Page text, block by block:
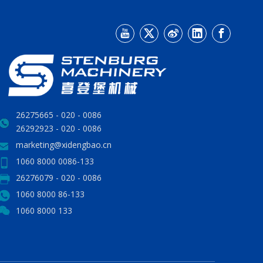
0086 - 020 - 26275665
0086 - 020 - 26292923
marketing@xidengbao.cn
0086-133 8000 1060
0086 - 020 - 26276079
86-133 8000 1060
133 8000 1060